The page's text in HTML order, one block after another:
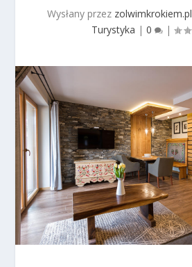
Wysłany przez zolwimkrokiem.pl
Turystyka | 0 |